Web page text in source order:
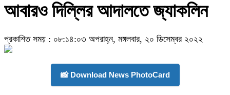
আবারও দিল্লির আদালতে জ্যাকলিন
প্রকাশিত সময় : ০৮:১৪:০৩ অপরাহ্ন, মঙ্গলবার, ২০ ডিসেম্বর ২০২২
📸 Download News PhotoCard